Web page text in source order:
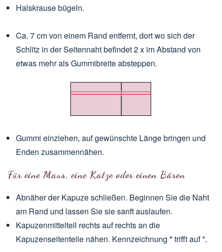
Halskrause bügeln.
Ca. 7 cm von einem Rand entfernt, dort wo sich der
Schlitz in der Seitennaht befindet 2 x im Abstand von
etwas mehr als Gummibreite absteppen.
Gummi einziehen, auf gewünschte Länge bringen und
Enden zusammennähen.
Für eine Maus, eine Katze oder einen Bären
Abnäher der Kapuze schließen. Beginnen Sie die Naht
am Rand und lassen Sie sie sanft auslaufen.
Kapuzenmittelteil rechts auf rechts an die
Kapuzenseitenteile nähen. Kennzeichnung *trifft auf *.